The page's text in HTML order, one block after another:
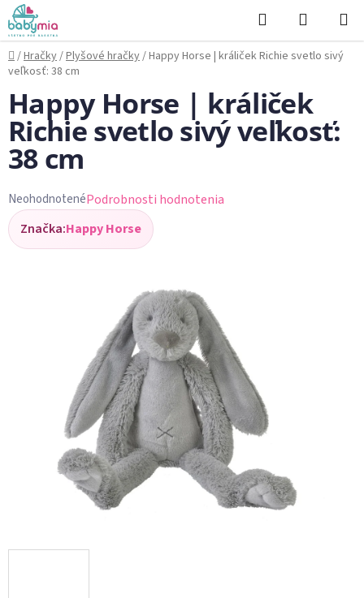
Prejsť
na
obsah
Hľadať
KOŠÍK
Domov
/Hračky/Plyšové hračky/Happy Horse | králiček Richie svetlo sivý
veľkosť: 38 cm
Happy Horse | králiček
Richie svetlo sivý veľkosť:
38 cm
Priemerné
hodnotenie
produktu
NeohodnotenéPodrobnosti hodnotenia
Značka:Happy Horse